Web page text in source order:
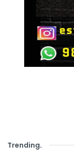
Trending.